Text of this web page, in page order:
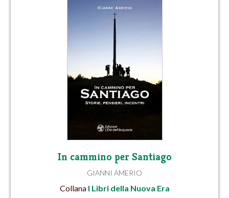
In cammino per Santiago
GIANNI AMERIO
Collana I Libri della Nuova Era